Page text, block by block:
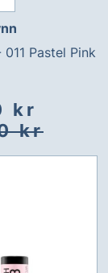
Pastel Pink
kr
kr